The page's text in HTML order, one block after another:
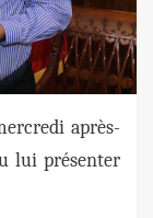
après-
lui présenter